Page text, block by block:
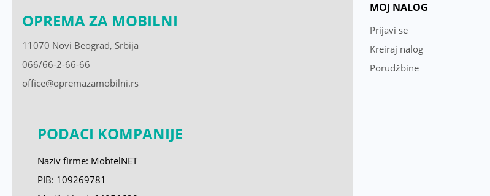
OPREMA ZA MOBILNI
11070 Novi Beograd, Srbija
066/66-2-66-66
office@opremazamobilni.rs
PODACI KOMPANIJE
Naziv firme: MobtelNET
PIB: 109269781
MOJ NALOG
Prijavi se
Kreiraj nalog
Porudžbine